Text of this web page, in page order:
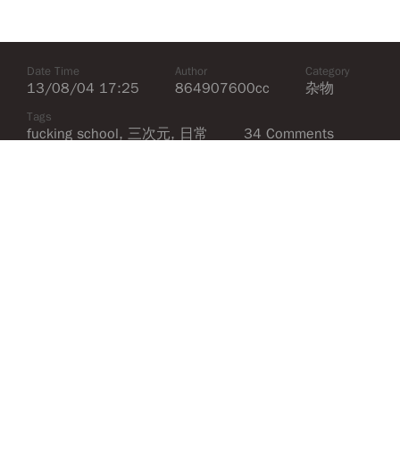
Date Time
13/08/04 17:25
Author
864907600cc
Category
杂物
Tags
fucking school, 三次元, 日常 34 Comments